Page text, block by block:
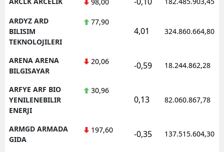
ARDYZ ARD
BILISIM
TEKNOLOJILERI
77,90
4,01 324.860.664,80
ARENA ARENA
BILGISAYAR
20,06 -0,59 18.244.862,28
ARFYE ARF BIO
YENILENEBILIR
ENERJI
30,96
0,13 82.060.867,78
ARMGD ARMADA
GIDA
197,60 -0,35 137.515.604,30